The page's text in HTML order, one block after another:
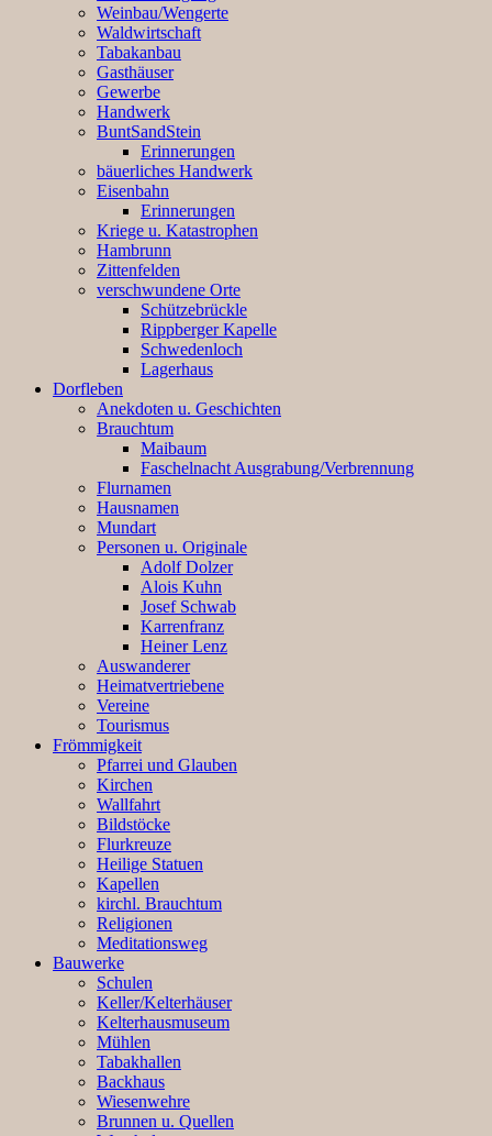
Weinbau/Wengerte
Waldwirtschaft
Tabakanbau
Gasthäuser
Gewerbe
Handwerk
BuntSandStein
Erinnerungen
bäuerliches Handwerk
Eisenbahn
Erinnerungen
Kriege u. Katastrophen
Hambrunn
Zittenfelden
verschwundene Orte
Schützebrückle
Rippberger Kapelle
Schwedenloch
Lagerhaus
Dorfleben
Anekdoten u. Geschichten
Brauchtum
Maibaum
Faschelnacht Ausgrabung/Verbrennung
Flurnamen
Hausnamen
Mundart
Personen u. Originale
Adolf Dolzer
Alois Kuhn
Josef Schwab
Karrenfranz
Heiner Lenz
Auswanderer
Heimatvertriebene
Vereine
Tourismus
Frömmigkeit
Pfarrei und Glauben
Kirchen
Wallfahrt
Bildstöcke
Flurkreuze
Heilige Statuen
Kapellen
kirchl. Brauchtum
Religionen
Meditationsweg
Bauwerke
Schulen
Keller/Kelterhäuser
Kelterhausmuseum
Mühlen
Tabakhallen
Backhaus
Wiesenwehre
Brunnen u. Quellen